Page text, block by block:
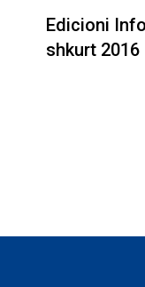
Edicioni
shkurt 2016